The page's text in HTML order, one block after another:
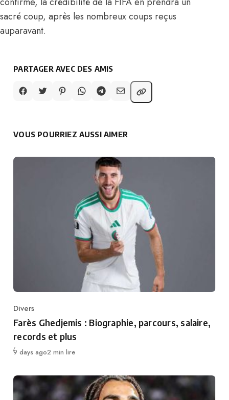
sacré coup, après les nombreux coups reçus
auparavant.
PARTAGER AVEC DES AMIS
VOUS POURRIEZ AUSSI AIMER
Category
Divers
Farès Ghedjemis : Biographie, parcours, salaire,
records et plus
Publié
9 days ago2 min lire